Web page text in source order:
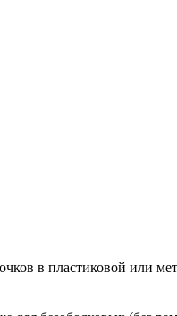
в пластиковой или